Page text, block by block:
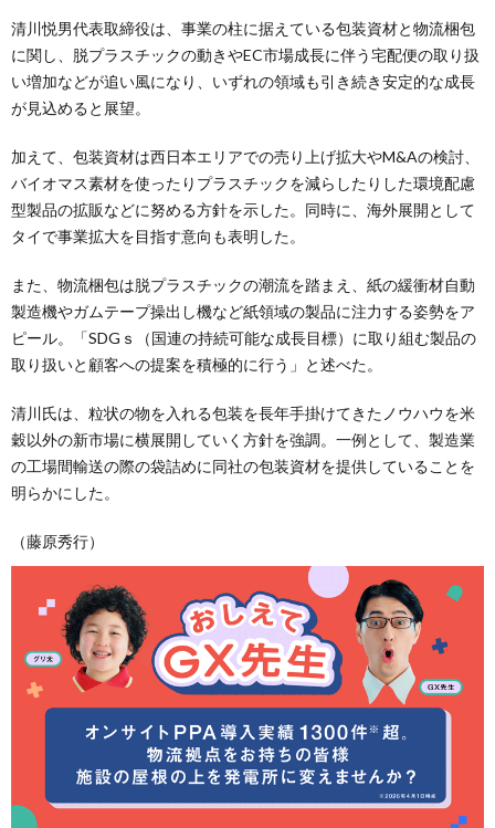
清川悦男代表取締役は、事業の柱に据えている包装資材と物流梱包
に関し、脱プラスチックの動きやEC市場成長に伴う宅配便の取り扱
い増加などが追い風になり、いずれの領域も引き続き安定的な成長
が見込めると展望。
加えて、包装資材は西日本エリアでの売り上げ拡大やM&Aの検討、
バイオマス素材を使ったりプラスチックを減らしたりした環境配慮
型製品の拡販などに努める方針を示した。同時に、海外展開として
タイで事業拡大を目指す意向も表明した。
また、物流梱包は脱プラスチックの潮流を踏まえ、紙の緩衝材自動
製造機やガムテープ操出し機など紙領域の製品に注力する姿勢をア
ピール。「SDGｓ（国連の持続可能な成長目標）に取り組む製品の
取り扱いと顧客への提案を積極的に行う」と述べた。
清川氏は、粒状の物を入れる包装を長年手掛けてきたノウハウを米
穀以外の新市場に横展開していく方針を強調。一例として、製造業
の工場間輸送の際の袋詰めに同社の包装資材を提供していることを
明らかにした。
（藤原秀行）